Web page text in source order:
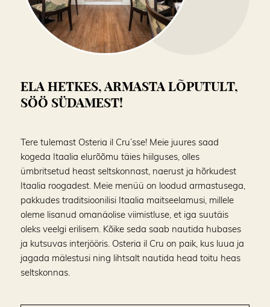
ELA HETKES, ARMASTA LÕPUTULT,
SÖÖ SÜDAMEST!
Tere tulemast Osteria il Cru’sse! Meie juures saad
kogeda Itaalia elurõõmu täies hiilguses, olles
ümbritsetud heast seltskonnast, naerust ja hõrkudest
Itaalia roogadest. Meie menüü on loodud armastusega,
pakkudes traditsioonilisi Itaalia maitseelamusi, millele
oleme lisanud omanäolise viimistluse, et iga suutäis
oleks veelgi erilisem. Kõike seda saab nautida hubases
ja kutsuvas interjööris. Osteria il Cru on paik, kus luua ja
jagada mälestusi ning lihtsalt nautida head toitu heas
seltskonnas.